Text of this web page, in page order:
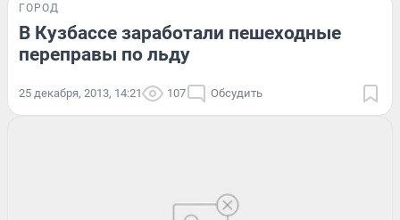
ГОРОД
В Кузбассе заработали пешеходные
переправы по льду
25 декабря, 2013, 14:21 107 Обсудить